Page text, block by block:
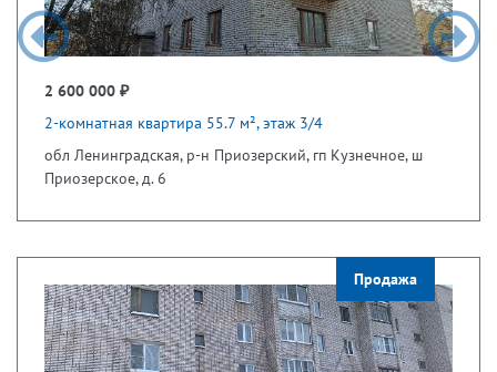
2 600 000 ₽
2-комнатная квартира 55.7 м², этаж 3/4
обл Ленинградская, р-н Приозерский, гп Кузнечное, ш
Приозерское, д. 6
Продажа